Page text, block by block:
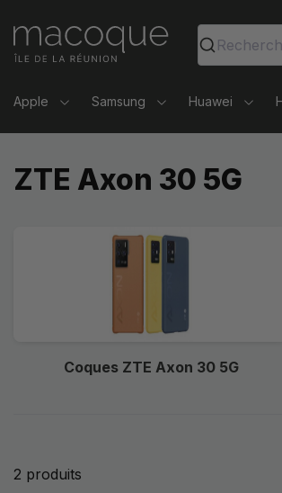
Ma Coque - Coques et Accessoires
Rechercher
Apple Samsung Huawei
ZTE Axon 30 5G
Coques ZTE Axon 30 5G
2 produits